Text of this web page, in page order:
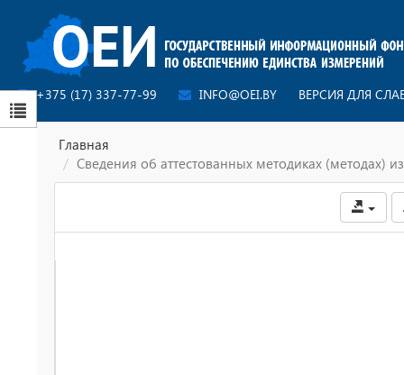
+375 (17) 337-77-99 INFO@OEI.BY ВЕРСИЯ ДЛЯ
Главная
Сведения об аттестованных методиках (методах)